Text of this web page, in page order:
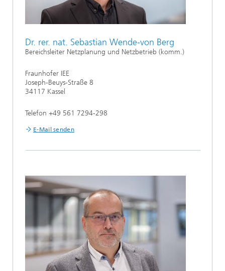
Dr. rer. nat. Sebastian Wende-von Berg
Bereichsleiter Netzplanung und Netzbetrieb (komm.)
Fraunhofer IEE
Joseph-Beuys-Straße 8
34117 Kassel
Telefon +49 561 7294-298
E-Mail senden